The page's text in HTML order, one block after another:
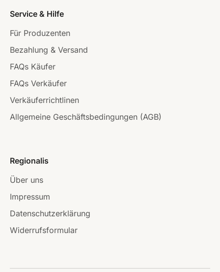
Service & Hilfe
Für Produzenten
Bezahlung & Versand
FAQs Käufer
FAQs Verkäufer
Verkäuferrichtlinen
Allgemeine Geschäftsbedingungen (AGB)
Regionalis
Über uns
Impressum
Datenschutzerklärung
Widerrufsformular